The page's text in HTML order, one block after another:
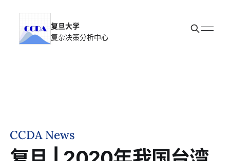
复旦大学
复杂决策分析中心
CCDA News